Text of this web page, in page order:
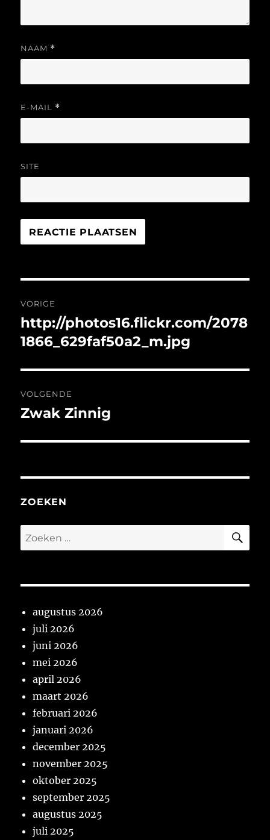
NAAM *
E-MAIL *
SITE
navigatie
VORIGE
Vorig
bericht:
http://photos16.flickr.com/2078
1866_629faf50a2_m.jpg
VOLGENDE
Volgend
Zwak Zinnig
ZOEKEN
Zoeken
naar:
augustus 2026
juli 2026
juni 2026
mei 2026
april 2026
maart 2026
februari 2026
januari 2026
december 2025
november 2025
oktober 2025
september 2025
augustus 2025
juli 2025